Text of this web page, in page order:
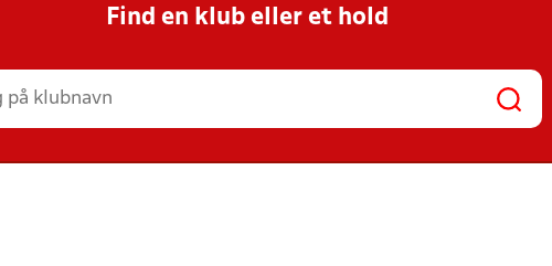
Find en klub eller et hold